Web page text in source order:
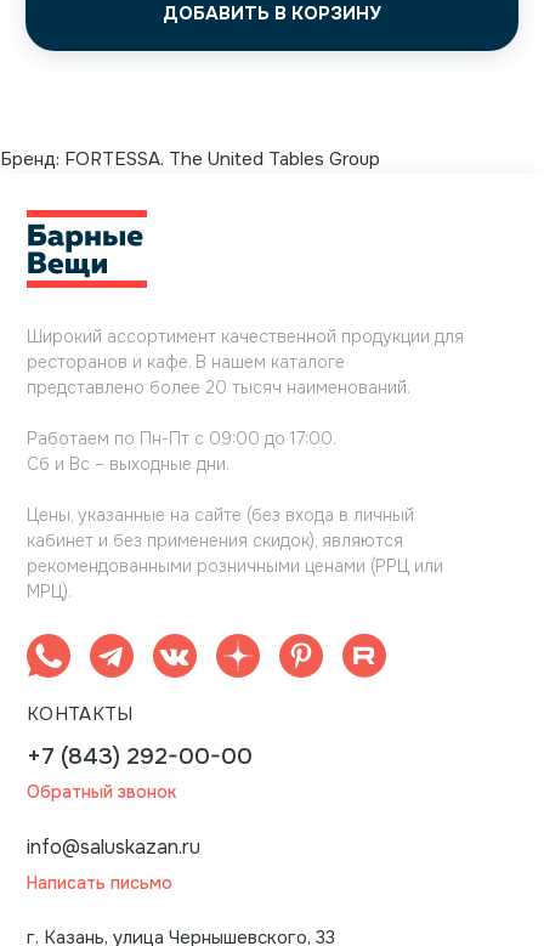
ДОБАВИТЬ В КОРЗИНУ
Бренд: FORTESSA. The United Tables Group
Широкий ассортимент качественной продукции для
ресторанов и кафе. В нашем каталоге
представлено более 20 тысяч наименований.
Работаем по Пн-Пт с 09:00 до 17:00.
Сб и Вс – выходные дни.
Цены, указанные на сайте (без входа в личный
кабинет и без применения скидок), являются
рекомендованными розничными ценами (РРЦ или
МРЦ).
КОНТАКТЫ
+7 (843) 292-00-00
Обратный звонок
info@saluskazan.ru
Написать письмо
г. Казань, улица Чернышевского, 33